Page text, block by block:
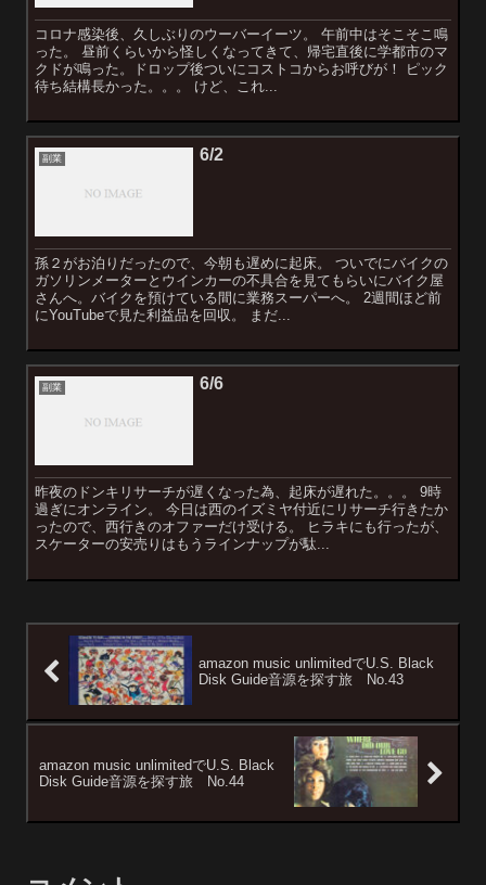
コロナ感染後、久しぶりのウーバーイーツ。 午前中はそこそこ鳴
った。 昼前くらいから怪しくなってきて、帰宅直後に学都市のマ
クドが鳴った。ドロップ後ついにコストコからお呼びが！ ピック
待ち結構長かった。。。 けど、これ...
副業 6/2
孫２がお泊りだったので、今朝も遅めに起床。 ついでにバイクの
ガソリンメーターとウインカーの不具合を見てもらいにバイク屋
さんへ。バイクを預けている間に業務スーパーへ。 2週間ほど前
にYouTubeで見た利益品を回収。 まだ...
副業 6/6
昨夜のドンキリサーチが遅くなった為、起床が遅れた。。。 9時
過ぎにオンライン。 今日は西のイズミヤ付近にリサーチ行きたか
ったので、西行きのオファーだけ受ける。 ヒラキにも行ったが、
スケーターの安売りはもうラインナップが駄...
amazon music unlimitedでU.S. Black
Disk Guide音源を探す旅 No.43
amazon music unlimitedでU.S. Black
Disk Guide音源を探す旅 No.44